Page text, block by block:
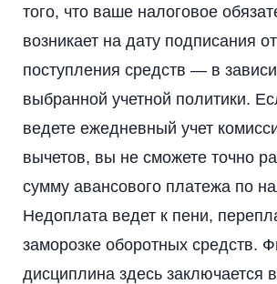
того, что ваше налоговое
возникает на дату подписания
поступления средств — в
выбранной учетной политики.
ведете ежедневный учет
вычетов, вы не сможете точно
сумму авансового платежа по
Недоплата ведет к пени,
заморозке оборотных средств.
дисциплина здесь заключается в